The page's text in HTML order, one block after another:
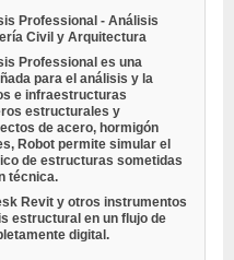
Professional - Análisis
Civil y Arquitectura
Professional es una
para el análisis y la
e infraestructuras
estructurales y
de acero, hormigón
Robot permite simular el
de estructuras sometidas
técnica.
Revit y otros instrumentos
estructural en un flujo de
digital.